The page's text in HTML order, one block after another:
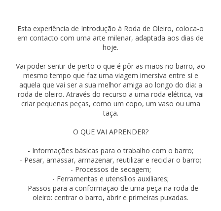
Esta experiência de Introdução à Roda de Oleiro, coloca-o
em contacto com uma arte milenar, adaptada aos dias de
hoje.
Vai poder sentir de perto o que é pôr as mãos no barro, ao
mesmo tempo que faz uma viagem imersiva entre si e
aquela que vai ser a sua melhor amiga ao longo do dia: a
roda de oleiro. Através do recurso a uma roda elétrica, vai
criar pequenas peças, como um copo, um vaso ou uma
taça.
O QUE VAI APRENDER?
- Informações básicas para o trabalho com o barro;
- Pesar, amassar, armazenar, reutilizar e reciclar o barro;
- Processos de secagem;
- Ferramentas e utensílios auxiliares;
- Passos para a conformação de uma peça na roda de
oleiro: centrar o barro, abrir e primeiras puxadas.